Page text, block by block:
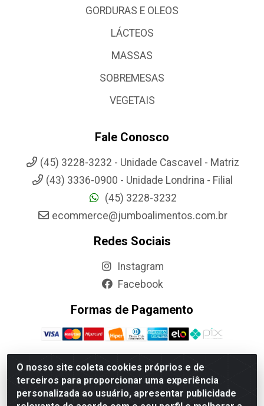
O nosso site coleta cookies próprios e de
terceiros para proporcionar uma experiência
personalizada ao usuário, apresentar publicidade
GORDURAS E OLEOS
LÁCTEOS
MASSAS
SOBREMESAS
VEGETAIS
Fale Conosco
(45) 3228-3232 - Unidade Cascavel - Matriz
(43) 3336-0900 - Unidade Londrina - Filial
(45) 3228-3232
ecommerce@jumboalimentos.com.br
Redes Sociais
Instagram
Facebook
Formas de Pagamento
Jumbo Alimentos Cascavel - Matriz - Rua Itatiba Do Sul, 161 -
Santos Dumont, Cascavel-PR - CEP 85804-700- CNPJ